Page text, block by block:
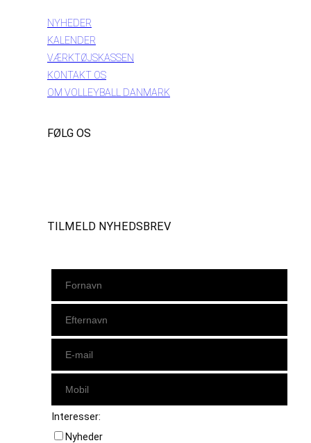
NYHEDER
KALENDER
VÆRKTØJSKASSEN
KONTAKT OS
OM VOLLEYBALL DANMARK
FØLG OS
TILMELD NYHEDSBREV
Interesser:
Nyheder